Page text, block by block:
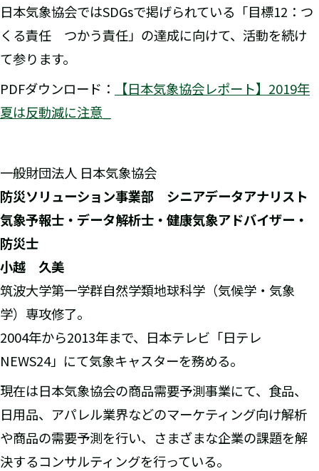
日本気象協会ではSDGsで掲げられている「目標12：つ
くる責任 つかう責任」の達成に向けて、活動を続け
て参ります。
PDFダウンロード：
【日本気象協会レポート】2019年
夏は反動減に注意_
一般財団法人 日本気象協会
防災ソリューション事業部 シニアデータアナリスト
気象予報士・データ解析士・健康気象アドバイザー・
防災士
小越 久美
筑波大学第一学群自然学類地球科学（気候学・気象
学）専攻修了。
2004年から2013年まで、日本テレビ「日テレ
NEWS24」にて気象キャスターを務める。
現在は日本気象協会の商品需要予測事業にて、食品、
日用品、アパレル業界などのマーケティング向け解析
や商品の需要予測を行い、さまざまな企業の課題を解
決するコンサルティングを行っている。